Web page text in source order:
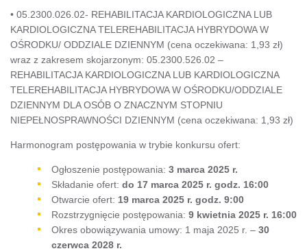
• 05.2300.026.02- REHABILITACJA KARDIOLOGICZNA LUB
KARDIOLOGICZNA TELEREHABILITACJA HYBRYDOWA W
OŚRODKU/ ODDZIALE DZIENNYM (cena oczekiwana: 1,93 zł)
wraz z zakresem skojarzonym: 05.2300.526.02 –
REHABILITACJA KARDIOLOGICZNA LUB KARDIOLOGICZNA
TELEREHABILITACJA HYBRYDOWA W OŚRODKU/ODDZIALE
DZIENNYM DLA OSÓB O ZNACZNYM STOPNIU
NIEPEŁNOSPRAWNOŚCI DZIENNYM (cena oczekiwana: 1,93 zł)
Harmonogram postępowania w trybie konkursu ofert:
Ogłoszenie postępowania: 3 marca 2025 r.
Składanie ofert: do 17 marca 2025 r. godz. 16:00
Otwarcie ofert: 19 marca 2025 r. godz. 9:00
Rozstrzygnięcie postępowania: 9 kwietnia 2025 r. 16:00
Okres obowiązywania umowy: 1 maja 2025 r. – 30
czerwca 2028 r.